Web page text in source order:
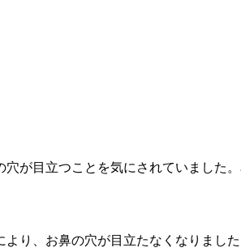
穴が目立つことを気にされていました
より、お鼻の穴が目立たなくなりまし